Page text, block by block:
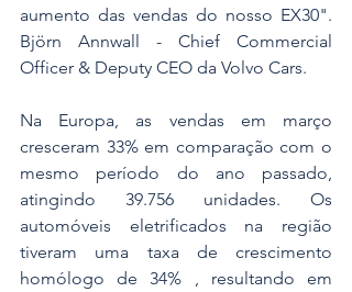
aumento das vendas do nosso EX30".
Björn Annwall - Chief Commercial
Officer & Deputy CEO da Volvo Cars.
Na Europa, as vendas em março
cresceram 33% em comparação com o
mesmo período do ano passado,
atingindo 39.756 unidades. Os
automóveis eletrificados na região
tiveram uma taxa de crescimento
homólogo de 34% , resultando em